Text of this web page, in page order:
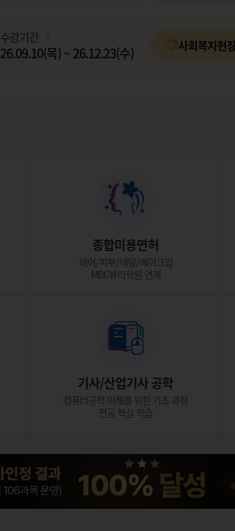
수강기간
26.09.10(목) ~ 26.12.23(수) 사회복지현
종합미용면허
헤어/피부/네일/메이크업
MBC뷰티학원 연계
기사/산업기사 공학
컴퓨터공학 이해를 위한 기초 과정
전공 핵심 학습